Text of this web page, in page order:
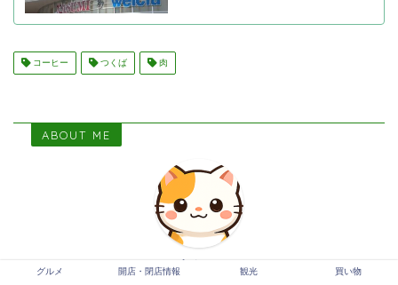
コーヒー つくば 肉
ABOUT ME
もちこ
グルメ 開店・閉店情報 観光 買い物